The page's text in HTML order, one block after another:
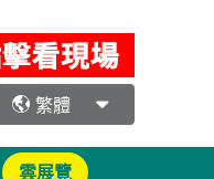
繁體
雲展覽